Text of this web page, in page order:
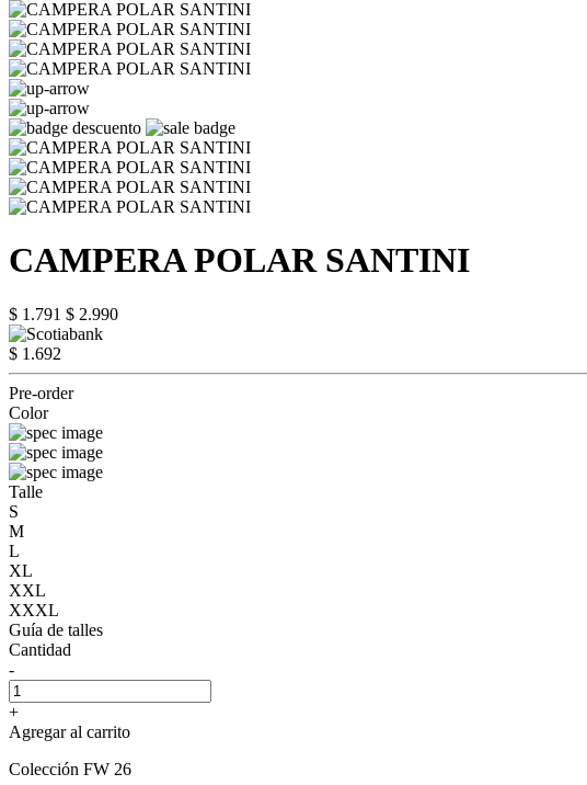
CAMPERA POLAR SANTINI
$ 1.791 $ 2.990
$ 1.692
Pre-order
Color
Talle
S
M
L
XL
XXL
XXXL
Guía de talles
Cantidad
-
+
Agregar al carrito
Colección FW 26